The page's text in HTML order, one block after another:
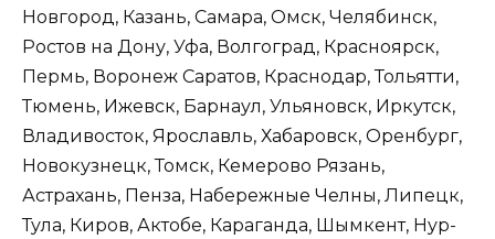
Новгород, Казань, Самара, Омск, Челябинск,
Ростов на Дону, Уфа, Волгоград, Красноярск,
Пермь, Воронеж Саратов, Краснодар, Тольятти,
Тюмень, Ижевск, Барнаул, Ульяновск, Иркутск,
Владивосток, Ярославль, Хабаровск, Оренбург,
Новокузнецк, Томск, Кемерово Рязань,
Астрахань, Пенза, Набережные Челны, Липецк,
Тула, Киров, Актобе, Караганда, Шымкент, Нур-